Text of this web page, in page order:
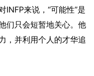
INFP来说，“可能性”是
们只会短暂地关心。他
，并利用个人的才华追